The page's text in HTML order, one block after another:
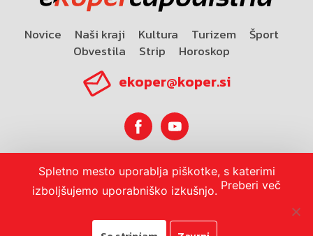
Novice Naši kraji Kultura Turizem
Šport
Obvestila
Strip Horoskop
ekoper@koper.si
Horoskop
Spletno mesto uporablja piškotke, s katerimi
izboljšujemo uporabniško izkušnjo. Preberi več